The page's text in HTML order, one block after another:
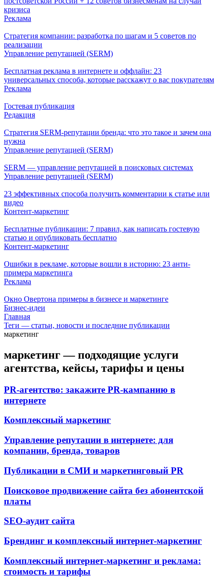
кризиса
Реклама
Стратегия компании: разработка по шагам и 5 советов по
реализации
Управление репутацией (SERM)
Бесплатная реклама в интернете и оффлайн: 23
универсальных способа, которые расскажут о вас покупателям
Реклама
Гостевая публикация
Редакция
Стратегия SERM-репутации бренда: что это такое и зачем она
нужна
Управление репутацией (SERM)
SERM — управление репутацией в поисковых системах
Управление репутацией (SERM)
23 эффективных способа получить комментарии к статье или
видео
Контент-маркетинг
Бесплатные публикации: 7 правил, как написать гостевую
статью и опубликовать бесплатно
Контент-маркетинг
Ошибки в рекламе, которые вошли в историю: 23 анти-
примера маркетинга
Реклама
Окно Овертона примеры в бизнесе и маркетинге
Бизнес-идеи
Главная
Теги — статьи, новости и последние публикации
маркетинг
маркетинг — подходящие услуги
агентства, кейсы, тарифы и цены
PR-агентство: закажите PR-кампанию в
интернете
Комплексный маркетинг
Управление репутации в интернете: для
компании, бренда, товаров
Публикации в СМИ и маркетинговый PR
Поисковое продвижение сайта без абонентской
платы
SEO-аудит сайта
Брендинг и комплексный интернет-маркетинг
Комплексный интернет-маркетинг и реклама:
стоимость и тарифы